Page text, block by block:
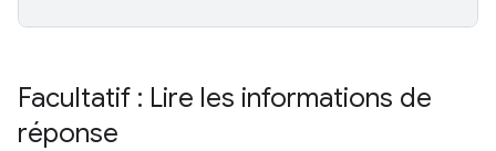
Facultatif : Lire les informations de
réponse